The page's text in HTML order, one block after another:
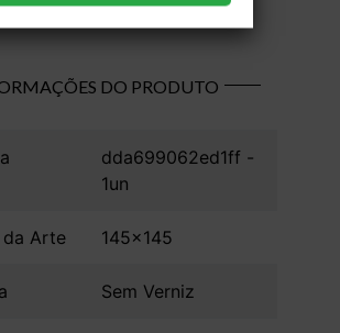
DO PRODUTO
dda699062ed1ff -
1un
da Arte 145x145
Sem Verniz